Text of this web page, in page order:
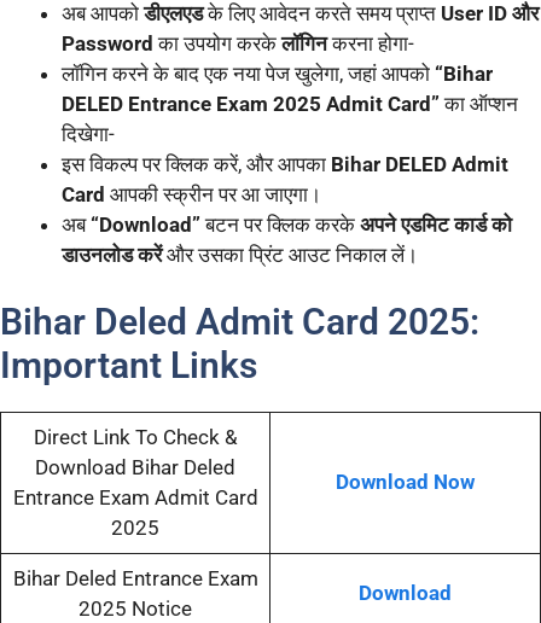
अब आपकोडीएलएडके लिए आवेदन करते समय प्राप्त User ID और
Password का उपयोग करकेलॉगिनकरना होगा-
लॉगिन करने के बाद एक नया पेज खुलेगा, जहां आपको “Bihar
DELED Entrance Exam 2025 Admit Card” का ऑप्शन
दिखेगा-
इस विकल्प पर क्लिक करें, और आपका Bihar DELED Admit
Card आपकी स्क्रीन पर आ जाएगा।
अब “Download” बटन पर क्लिक करके अपने एडमिट कार्ड को
डाउनलोड करेंऔर उसका प्रिंट आउट निकाल लें।
Bihar Deled Admit Card 2025:
Important Links
Direct Link To Check &
Download Bihar Deled
Entrance Exam Admit Card
2025
Download Now
Bihar Deled Entrance Exam
2025 Notice
Download